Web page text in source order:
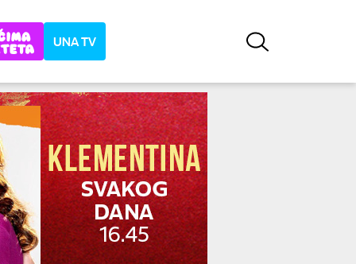
UNA TV